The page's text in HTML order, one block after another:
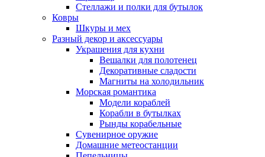
Стеллажи и полки для бутылок
Ковры
Шкуры и мех
Разный декор и аксессуары
Украшения для кухни
Вешалки для полотенец
Декоративные сладости
Магниты на холодильник
Морская романтика
Модели кораблей
Корабли в бутылках
Рынды корабельные
Сувенирное оружие
Домашние метеостанции